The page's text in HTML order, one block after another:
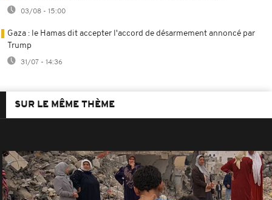
03/08 - 15:00
Gaza : le Hamas dit accepter l'accord de désarmement annoncé par
Trump
31/07 - 14:36
SUR LE MÊME THÈME